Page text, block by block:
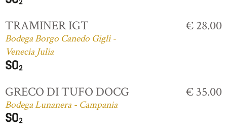
TRAMINER IGT
Bodega Borgo Canedo Gigli -
Venecia Julia
€ 28.00
GRECO DI TUFO DOCG
Bodega Lunanera - Campania
€ 35.00